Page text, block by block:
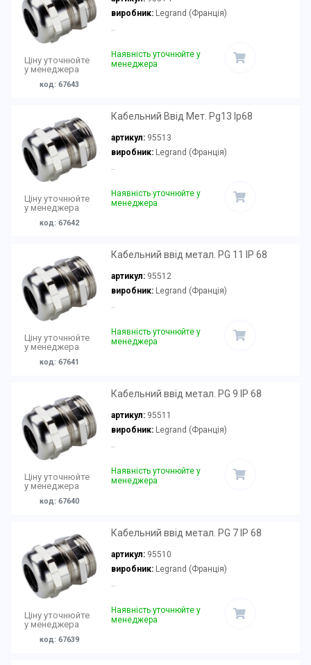
Ціну уточнюйте
у менеджера
код: 67643
виробник:Legrand (Франція)
..
Наявність уточнюйте у
менеджера
Ціну уточнюйте
у менеджера
код: 67642
Кабельний Ввід Мет. Pg13 Ip68
артикул: 95513
виробник:Legrand (Франція)
Наявність уточнюйте у
менеджера
Ціну уточнюйте
у менеджера
код: 67641
Кабельний ввід метал. PG 11 IP 68
артикул: 95512
виробник:Legrand (Франція)
..
Наявність уточнюйте у
менеджера
Ціну уточнюйте
у менеджера
код: 67640
Кабельний ввід метал. PG 9 IP 68
артикул: 95511
виробник:Legrand (Франція)
..
Наявність уточнюйте у
менеджера
Ціну уточнюйте
у менеджера
код: 67639
Кабельний ввід метал. PG 7 IP 68
артикул: 95510
виробник:Legrand (Франція)
Наявність уточнюйте у
менеджера